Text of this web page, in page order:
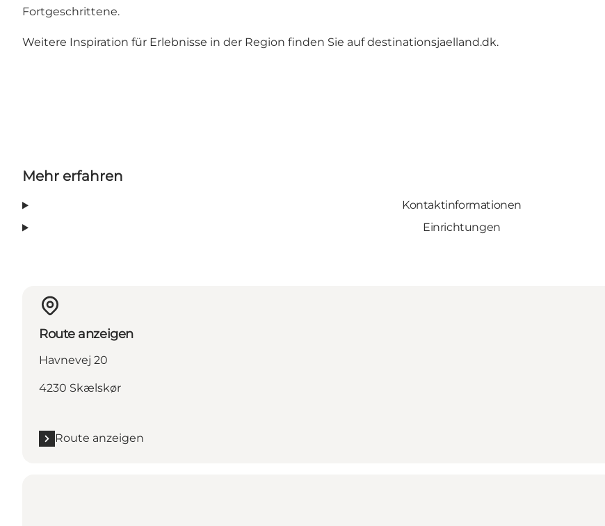
Fortgeschrittene.
Weitere Inspiration für Erlebnisse in der Region finden Sie aufdestinationsjaelland.dk.
Mehr erfahren
Kontaktinformationen
Einrichtungen
Route anzeigen
Havnevej 20
4230 Skælskør
Route anzeigen